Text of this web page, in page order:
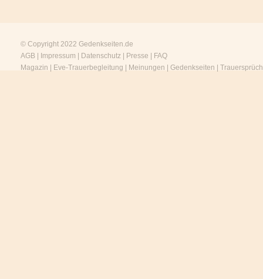
© Copyright 2022 Gedenkseiten.de
AGB
Impressum Datenschutz Presse
FAQ
Magazin
Eve-Trauerbegleitung Meinungen Gedenkseiten